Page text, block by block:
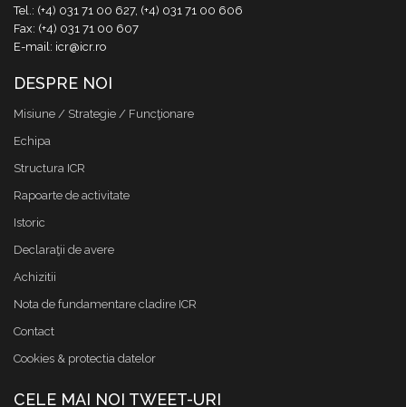
Tel.: (+4) 031 71 00 627, (+4) 031 71 00 606
Fax: (+4) 031 71 00 607
E-mail: icr@icr.ro
DESPRE NOI
Misiune / Strategie / Funcţionare
Echipa
Structura ICR
Rapoarte de activitate
Istoric
Declaraţii de avere
Achizitii
Nota de fundamentare cladire ICR
Contact
Cookies & protectia datelor
CELE MAI NOI TWEET-URI